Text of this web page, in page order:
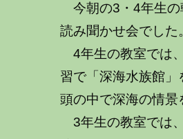
今朝の3・4年生の
読み聞かせ会でした
4年生の教室では
習で「深海水族館
頭の中で深海の情景
3年生の教室では